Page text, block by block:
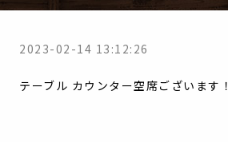
2023-02-14 13:12:26
テーブル カウンター空席ございます！